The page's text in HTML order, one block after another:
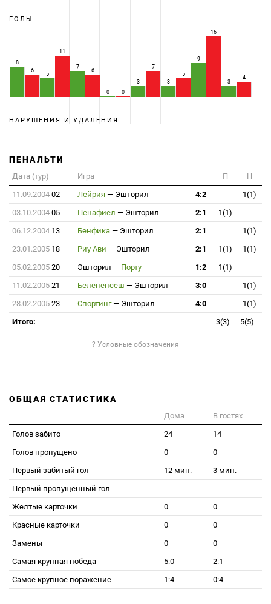
ГОЛЫ
8
6
5
11
7
6
0 0
3
7
3
5
9
16
3
4
НАРУШЕНИЯ И УДАЛЕНИЯ
ПЕНАЛЬТИ
Дата (тур) Игра П
Н
11.09.2004 02 Лейрия — Эшторил 4:2
1(1)
03.10.2004 05 Пенафиел — Эшторил 2:1
1(1)
06.12.2004 13 Бенфика — Эшторил 2:1
1(1)
23.01.2005 18 Риу Ави — Эшторил 2:1 1(1)
1(1)
05.02.2005 20 Эшторил — Порту 1:2
1(1)
11.02.2005 21 Белененсеш — Эшторил 3:0
1(1)
28.02.2005 23 Спортинг — Эшторил 4:0
1(1)
Итого:
3(3) 5(5)
? Условные обозначения
ОБЩАЯ СТАТИСТИКА
Дома
В гостях
Голов забито
24
14
Голов пропущено
0
0
Первый забитый гол
12 мин.
3 мин.
Первый пропущенный гол
Желтые карточки
0
0
Красные карточки
0
0
Замены
0
0
Самая крупная победа
5:0
2:1
Самое крупное поражение
1:4 0:4